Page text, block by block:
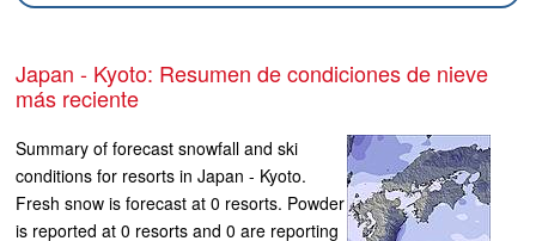
Japan - Kyoto: Resumen de condiciones de nieve
más reciente
Summary of forecast snowfall and ski
conditions for resorts in Japan - Kyoto.
Fresh snow is forecast at 0 resorts. Powder
is reported at 0 resorts and 0 are reporting